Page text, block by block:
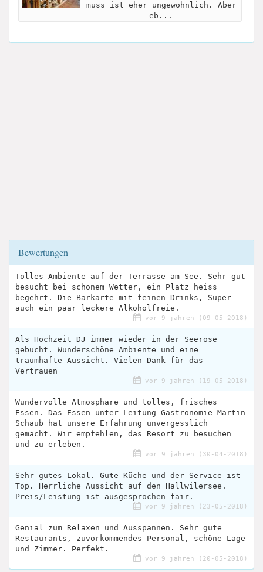
muss ist eher ungewöhnlich. Aber
eb...
Bewertungen
Tolles Ambiente auf der Terrasse am See. Sehr gut
besucht bei schönem Wetter, ein Platz heiss
begehrt. Die Barkarte mit feinen Drinks, Super
auch ein paar leckere Alkoholfreie.
vor 9 jahren (09-05-2018)
Als Hochzeit DJ immer wieder in der Seerose
gebucht. Wunderschöne Ambiente und eine
traumhafte Aussicht. Vielen Dank für das
Vertrauen
vor 9 jahren (19-05-2018)
Wundervolle Atmosphäre und tolles, frisches
Essen. Das Essen unter Leitung Gastronomie Martin
Schaub hat unsere Erfahrung unvergesslich
gemacht. Wir empfehlen, das Resort zu besuchen
und zu erleben.
vor 9 jahren (30-04-2018)
Sehr gutes Lokal. Gute Küche und der Service ist
Top. Herrliche Aussicht auf den Hallwilersee.
Preis/Leistung ist ausgesprochen fair.
vor 9 jahren (23-05-2018)
Genial zum Relaxen und Ausspannen. Sehr gute
Restaurants, zuvorkommendes Personal, schöne Lage
und Zimmer. Perfekt.
vor 9 jahren (20-05-2018)